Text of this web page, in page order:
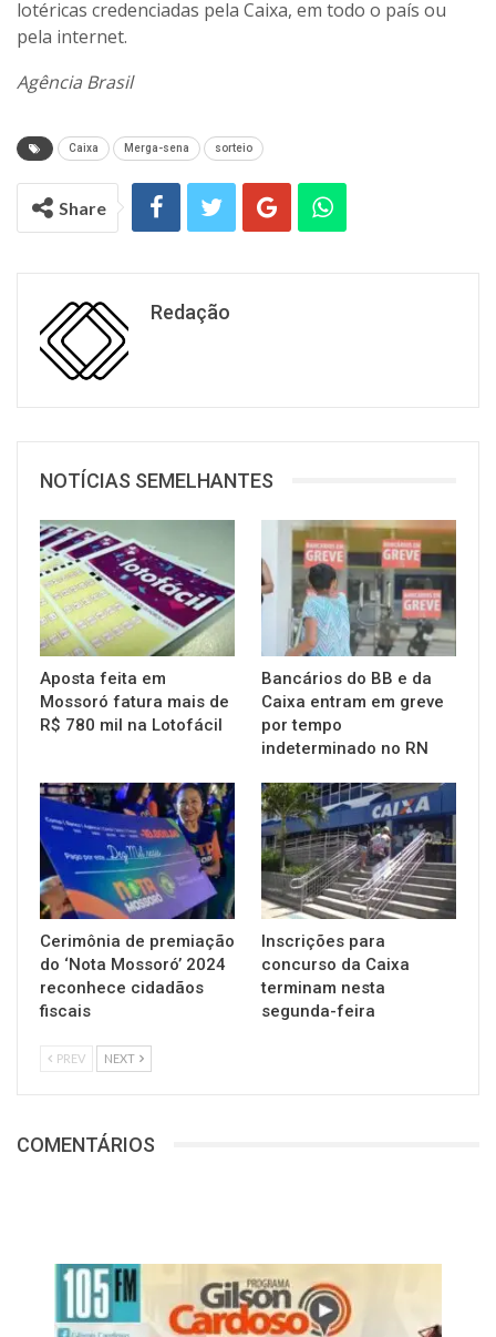
lotéricas credenciadas pela Caixa, em todo o país ou
pela internet.
Agência Brasil
Caixa Merga-sena sorteio
Share
Redação
NOTÍCIAS SEMELHANTES
Aposta feita em
Mossoró fatura mais de
R$ 780 mil na Lotofácil
Bancários do BB e da
Caixa entram em greve
por tempo
indeterminado no RN
Cerimônia de premiação
do ‘Nota Mossoró’ 2024
reconhece cidadãos
fiscais
Inscrições para
concurso da Caixa
terminam nesta
segunda-feira
PREV NEXT
COMENTÁRIOS